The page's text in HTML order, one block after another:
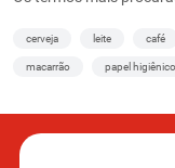
cerveja leite café
macarrão papel higiênico